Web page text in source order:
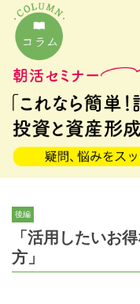
後編
「活用したいお
方」